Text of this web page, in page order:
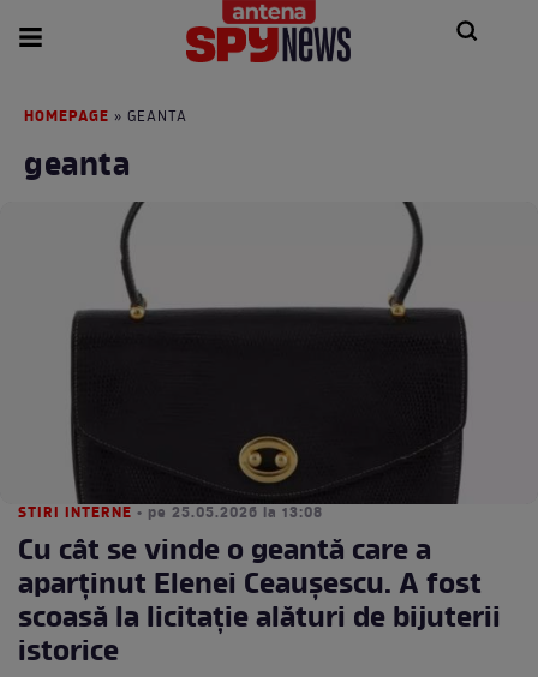
HOMEPAGE » GEANTA
geanta
STIRI INTERNE • pe 25.05.2026 la 13:08
Cu cât se vinde o geantă care a
aparţinut Elenei Ceauşescu. A fost
scoasă la licitaţie alături de bijuterii
istorice